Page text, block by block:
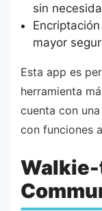
sin
mayor
Esta app es
herramienta
cuenta con
con funciones